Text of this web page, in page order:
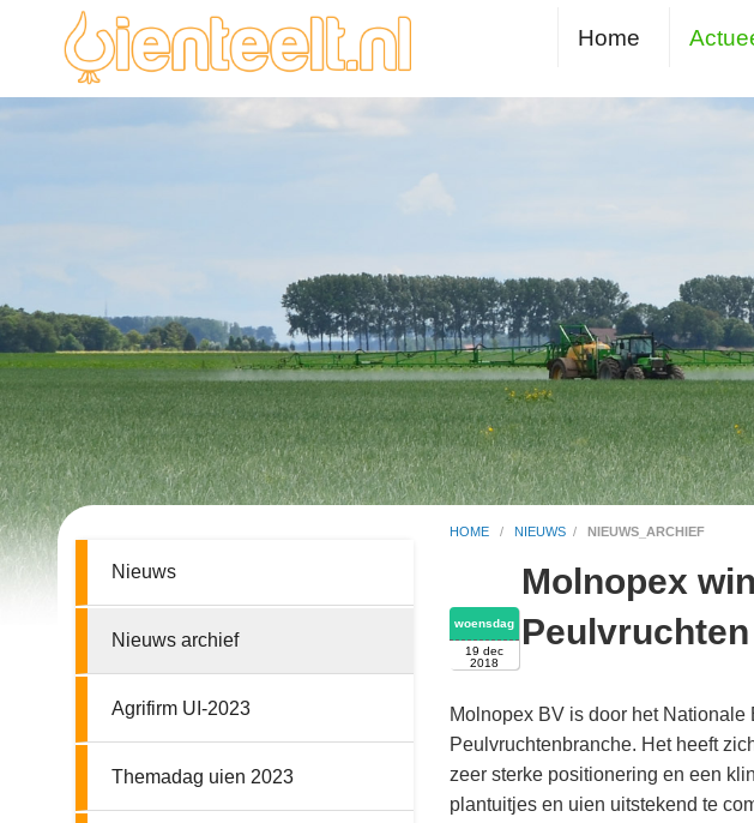
Home
Nieuws
Nieuws archief
Agrifirm UI-2023
Themadag uien 2023
HOME / NIEUWS / NIEUWS_ARCHIEF
Molnopex
Peulvruchten
woensdag
19 dec
2018
Molnopex BV is door het
Peulvruchtenbranche. Het heeft
zeer sterke positionering en een
plantuitjes en uien uitstekend te